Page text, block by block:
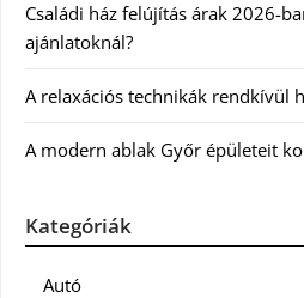
Családi ház felújítás árak 2026-
ajánlatoknál?
A relaxációs technikák rendkívül
A modern ablak Győr épületeit
Kategóriák
Autó